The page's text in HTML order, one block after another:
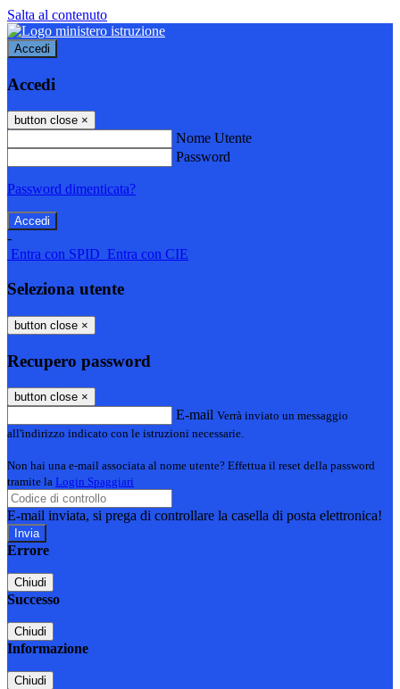
Salta al contenuto
Accedi
Accedi
button close ×
Nome Utente
Password
Password dimenticata?
-
Entra con SPID Entra con CIE
Seleziona utente
button close ×
Recupero password
button close ×
E-mail Verrà inviato un messaggio
all'indirizzo indicato con le istruzioni necessarie.
Non hai una e-mail associata al nome utente? Effettua il reset della password
tramite la Login Spaggiari
E-mail inviata, si prega di controllare la casella di posta elettronica!
Errore
Chiudi
Successo
Chiudi
Informazione
Chiudi